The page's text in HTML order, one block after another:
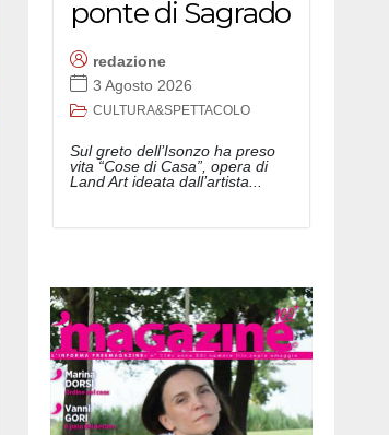
ponte di Sagrado
redazione
3 Agosto 2026
CULTURA&SPETTACOLO
Sul greto dell’Isonzo ha preso
vita “Cose di Casa”, opera di
Land Art ideata dall’artista...